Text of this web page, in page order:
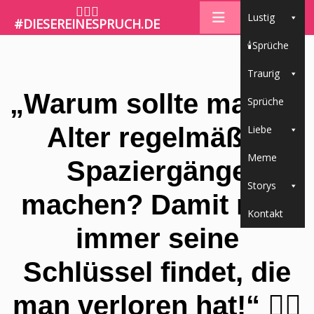
🤷🏼‍♀️
#DIESEREINESPRUCH.DE Lustig
🕯Sprüche
Traurig
Sprüche
Liebe
Meme
Storys
Kontakt
„Warum sollte man im
Alter regelmäßig
Spaziergänge
machen? Damit man
immer seine
Schlüssel findet, die
man verloren hat!“ 🚶‍♂️